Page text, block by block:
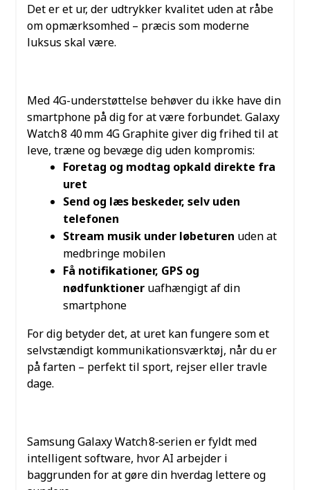
Det er et ur, der udtrykker kvalitet uden at råbe
om opmærksomhed – præcis som moderne
luksus skal være.
Med 4G-understøttelse behøver du ikke have din
smartphone på dig for at være forbundet. Galaxy
Watch 8 40 mm 4G Graphite giver dig frihed til at
leve, træne og bevæge dig uden kompromis:
Foretag og modtag opkald direkte fra
uret
Send og læs beskeder, selv uden
telefonen
Stream musik under løbeturen uden at
medbringe mobilen
Få notifikationer, GPS og
nødfunktioneruafhængigt af din
smartphone
For dig betyder det, at uret kan fungere som et
selvstændigt kommunikationsværktøj, når du er
på farten – perfekt til sport, rejser eller travle
dage.
Samsung Galaxy Watch 8‑serien er fyldt med
intelligent software, hvor AI arbejder i
baggrunden for at gøre din hverdag lettere og